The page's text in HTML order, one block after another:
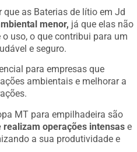
as Baterias de lítio em Jd
menor, já que elas não
uso, o que contribui para um
e seguro.
para empresas que
ambientais e melhorar a
MT para empilhadeira são
operações intensas
a sua produtividade e